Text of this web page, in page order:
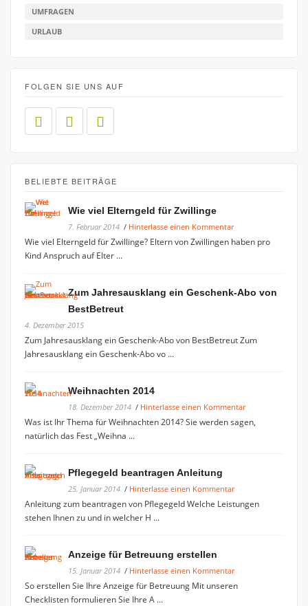
UMFRAGEN
URLAUB
FOLGEN SIE UNS AUF
BELIEBTE BEITRÄGE
Wie viel Elterngeld für Zwillinge
7. Februar 2014 / Hinterlasse einen Kommentar
Wie viel Elterngeld für Zwillinge? Eltern von Zwillingen haben pro
Kind Anspruch auf Elter ...
Zum Jahresausklang ein Geschenk-Abo von
BestBetreut
4. Dezember 2015
Zum Jahresausklang ein Geschenk-Abo von BestBetreut Zum
Jahresausklang ein Geschenk-Abo vo ...
Weihnachten 2014
18. Dezember 2014 / Hinterlasse einen Kommentar
Was ist Ihr Thema für Weihnachten 2014? Sie werden sagen,
natürlich das Fest „Weihna ...
Pflegegeld beantragen Anleitung
25. Januar 2014 / Hinterlasse einen Kommentar
Anleitung zum beantragen von Pflegegeld Welche Leistungen
stehen Ihnen zu und in welcher H ...
Anzeige für Betreuung erstellen
15. Januar 2014 / Hinterlasse einen Kommentar
So erstellen Sie Ihre Anzeige für Betreuung Mit unseren
Checklisten formulieren Sie Ihre A ...